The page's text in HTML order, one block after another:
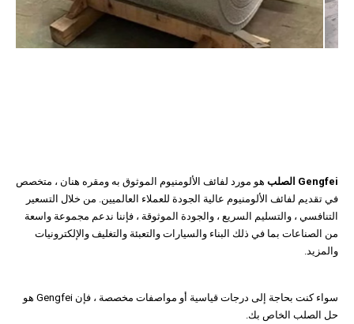
Gengfei الصلب
هو مورد لفائف الألومنيوم الموثوق به ومقره هنان ، متخصص
في تقديم لفائف الألومنيوم عالية الجودة للعملاء العالميين. من خلال التسعير
التنافسي ، والتسليم السريع ، والجودة الموثوقة ، فإننا ندعم مجموعة واسعة
من الصناعات بما في ذلك البناء والسيارات والتعبئة والتغليف والإلكترونيات
والمزيد.
سواء كنت بحاجة إلى درجات قياسية أو مواصفات مخصصة ، فإن Gengfei هو
حل الصلب الخاص بك.